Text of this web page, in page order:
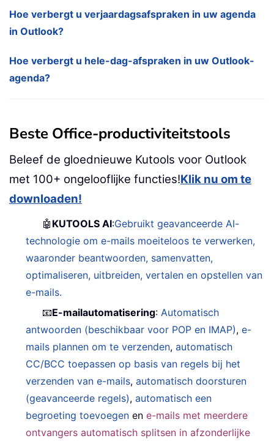
Hoe verbergt u verjaardagsafspraken in uw agenda
in Outlook?
Hoe verbergt u hele-dag-afspraken in uw Outlook-
agenda?
Beste Office-productiviteitstools
Beleef de gloednieuwe Kutools voor Outlook
met 100+ ongelooflijke functies!Klik nu om te
downloaden!
🤖 KUTOOLS AI:Gebruikt geavanceerde AI-
technologie om e-mails moeiteloos te verwerken,
waaronder beantwoorden, samenvatten,
optimaliseren, uitbreiden, vertalen en opstellen van
e-mails.
📧E-mailautomatisering:Automatisch
antwoorden (beschikbaar voor POP en IMAP),e-
mails plannen om te verzenden,automatisch
CC/BCC toepassen op basis van regels bij het
verzenden van e-mails,automatisch doorsturen
(geavanceerde regels),automatisch een
begroeting toevoegen ene-mails met meerdere
ontvangers automatisch splitsen in afzonderlijke